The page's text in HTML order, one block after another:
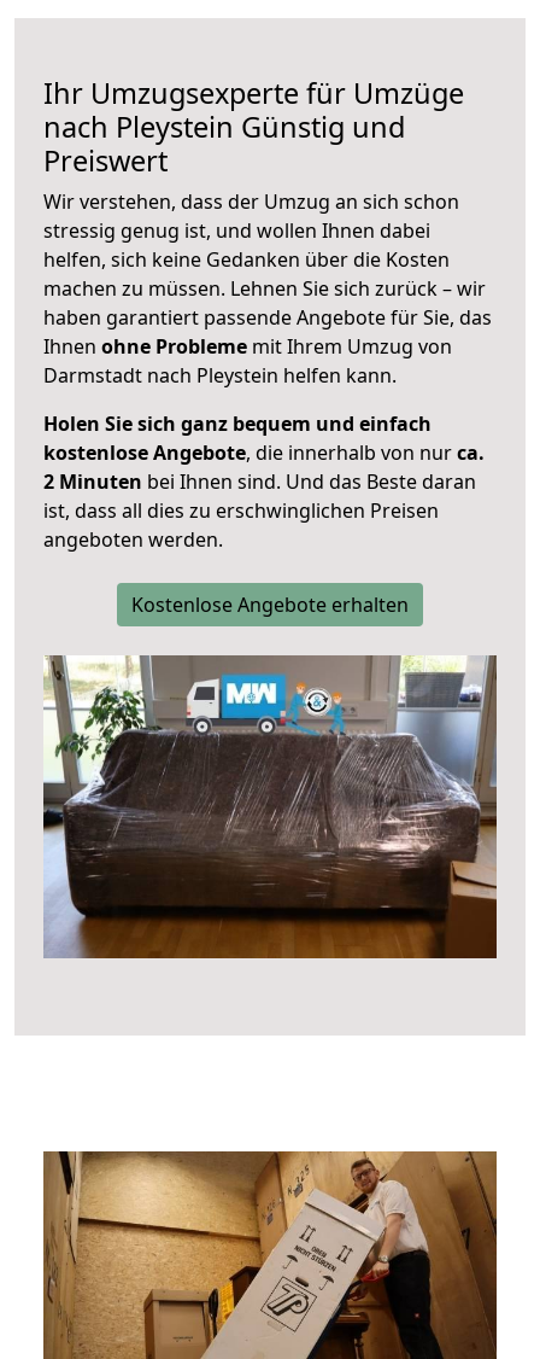
Ihr Umzugsexperte für Umzüge
nach Pleystein Günstig und
Preiswert
Wir verstehen, dass der Umzug an sich schon
stressig genug ist, und wollen Ihnen dabei
helfen, sich keine Gedanken über die Kosten
machen zu müssen. Lehnen Sie sich zurück – wir
haben garantiert passende Angebote für Sie, das
Ihnen ohne Probleme mit Ihrem Umzug von
Darmstadt nach Pleystein helfen kann.
Holen Sie sich ganz bequem und einfach
kostenlose Angebote, die innerhalb von nurca.
2 Minuten bei Ihnen sind. Und das Beste daran
ist, dass all dies zu erschwinglichen Preisen
angeboten werden.
Kostenlose Angebote erhalten